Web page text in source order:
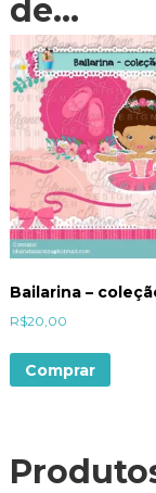
de…
Bailarina –
R$20,00
Comprar